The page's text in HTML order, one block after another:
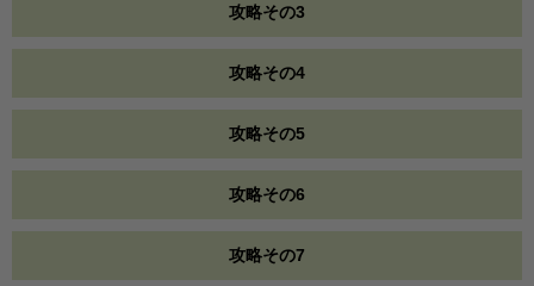
攻略その3
攻略その4
攻略その5
攻略その6
攻略その7